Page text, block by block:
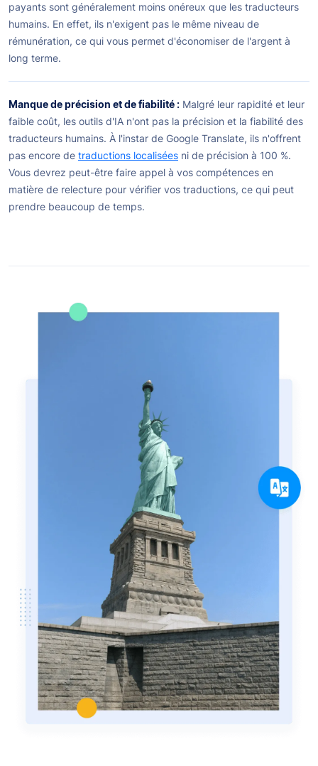
payants sont généralement moins onéreux que les traducteurs
humains. En effet, ils n'exigent pas le même niveau de
rémunération, ce qui vous permet d'économiser de l'argent à
long terme.
Manque de précision et de fiabilité : Malgré leur rapidité et leur
faible coût, les outils d'IA n'ont pas la précision et la fiabilité des
traducteurs humains. À l'instar de Google Translate, ils n'offrent
pas encore de traductions localisées ni de précision à 100 %.
Vous devrez peut-être faire appel à vos compétences en
matière de relecture pour vérifier vos traductions, ce qui peut
prendre beaucoup de temps.